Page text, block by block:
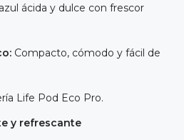
ácida y dulce con frescor
Compacto, cómodo y fácil de
Life Pod Eco Pro.
y refrescante